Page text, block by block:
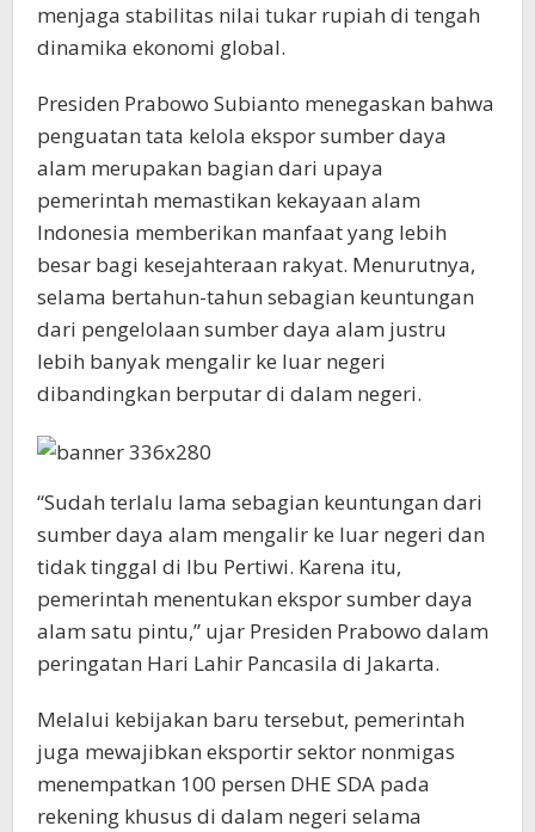
menjaga stabilitas nilai tukar rupiah di tengah
dinamika ekonomi global.
Presiden Prabowo Subianto menegaskan bahwa
penguatan tata kelola ekspor sumber daya
alam merupakan bagian dari upaya
pemerintah memastikan kekayaan alam
Indonesia memberikan manfaat yang lebih
besar bagi kesejahteraan rakyat. Menurutnya,
selama bertahun-tahun sebagian keuntungan
dari pengelolaan sumber daya alam justru
lebih banyak mengalir ke luar negeri
dibandingkan berputar di dalam negeri.
“Sudah terlalu lama sebagian keuntungan dari
sumber daya alam mengalir ke luar negeri dan
tidak tinggal di Ibu Pertiwi. Karena itu,
pemerintah menentukan ekspor sumber daya
alam satu pintu,” ujar Presiden Prabowo dalam
peringatan Hari Lahir Pancasila di Jakarta.
Melalui kebijakan baru tersebut, pemerintah
juga mewajibkan eksportir sektor nonmigas
menempatkan 100 persen DHE SDA pada
rekening khusus di dalam negeri selama